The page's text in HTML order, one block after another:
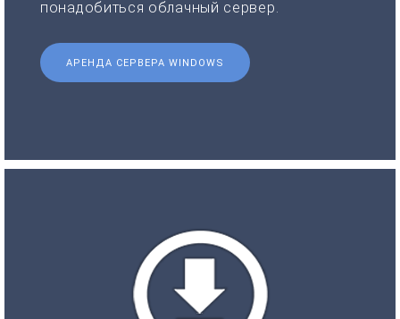
понадобиться облачный сервер.
АРЕНДА СЕРВЕРА WINDOWS